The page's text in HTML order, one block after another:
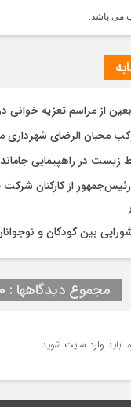
می باشد.
از مراسم تعزیه
الرضای شهرداری منطقه ۴ در
زیست در راهپیمایی
از کارکنان شرکت
بین کودکان و
مجموع دیدگاهها : 0
باید وارد سایت شوید.